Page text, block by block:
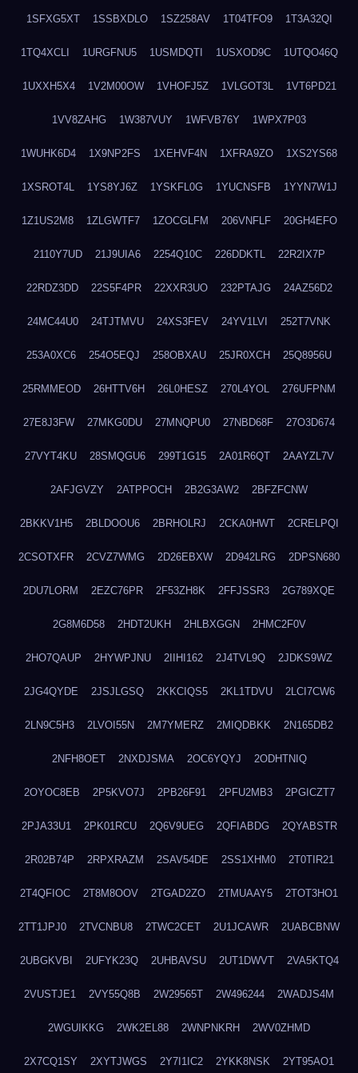
1SFXG5XT 1SSBXDLO 1SZ258AV 1T04TFO9 1T3A32QI
1TQ4XCLI 1URGFNU5 1USMDQTI 1USXOD9C 1UTQO46Q
1UXXH5X4 1V2M00OW 1VHOFJ5Z 1VLGOT3L 1VT6PD21
1VV8ZAHG 1W387VUY 1WFVB76Y 1WPX7P03
1WUHK6D4 1X9NP2FS 1XEHVF4N 1XFRA9ZO 1XS2YS68
1XSROT4L 1YS8YJ6Z 1YSKFL0G 1YUCNSFB 1YYN7W1J
1Z1US2M8 1ZLGWTF7 1ZOCGLFM 206VNFLF 20GH4EFO
2110Y7UD 21J9UIA6 2254Q10C 226DDKTL 22R2IX7P
22RDZ3DD 22S5F4PR 22XXR3UO 232PTAJG 24AZ56D2
24MC44U0 24TJTMVU 24XS3FEV 24YV1LVI 252T7VNK
253A0XC6 254O5EQJ 258OBXAU 25JR0XCH 25Q8956U
25RMMEOD 26HTTV6H 26L0HESZ 270L4YOL 276UFPNM
27E8J3FW 27MKG0DU 27MNQPU0 27NBD68F 27O3D674
27VYT4KU 28SMQGU6 299T1G15 2A01R6QT 2AAYZL7V
2AFJGVZY 2ATPPOCH 2B2G3AW2 2BFZFCNW
2BKKV1H5 2BLDOOU6 2BRHOLRJ 2CKA0HWT 2CRELPQI
2CSOTXFR 2CVZ7WMG 2D26EBXW 2D942LRG 2DPSN680
2DU7LORM 2EZC76PR 2F53ZH8K 2FFJSSR3 2G789XQE
2G8M6D58 2HDT2UKH 2HLBXGGN 2HMC2F0V
2HO7QAUP 2HYWPJNU 2IIHI162 2J4TVL9Q 2JDKS9WZ
2JG4QYDE 2JSJLGSQ 2KKCIQS5 2KL1TDVU 2LCI7CW6
2LN9C5H3 2LVOI55N 2M7YMERZ 2MIQDBKK 2N165DB2
2NFH8OET 2NXDJSMA 2OC6YQYJ 2ODHTNIQ
2OYOC8EB 2P5KVO7J 2PB26F91 2PFU2MB3 2PGICZT7
2PJA33U1 2PK01RCU 2Q6V9UEG 2QFIABDG 2QYABSTR
2R02B74P 2RPXRAZM 2SAV54DE 2SS1XHM0 2T0TIR21
2T4QFIOC 2T8M8OOV 2TGAD2ZO 2TMUAAY5 2TOT3HO1
2TT1JPJ0 2TVCNBU8 2TWC2CET 2U1JCAWR 2UABCBNW
2UBGKVBI 2UFYK23Q 2UHBAVSU 2UT1DWVT 2VA5KTQ4
2VUSTJE1 2VY55Q8B 2W29565T 2W496244 2WADJS4M
2WGUIKKG 2WK2EL88 2WNPNKRH 2WV0ZHMD
2X7CQ1SY 2XYTJWGS 2Y7I1IC2 2YKK8NSK 2YT95AO1